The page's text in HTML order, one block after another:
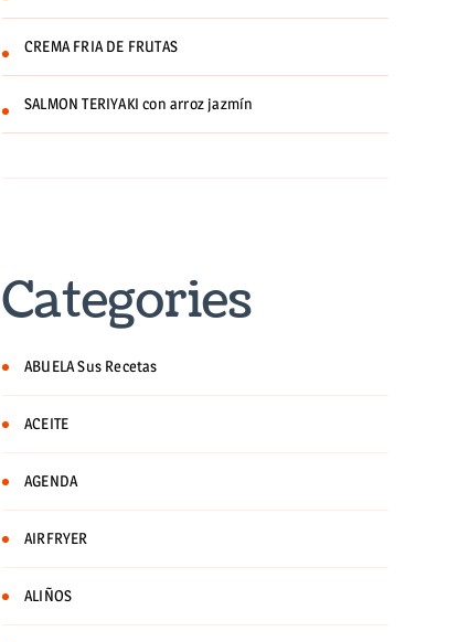
CREMA FRIA DE FRUTAS
SALMON TERIYAKI con arroz jazmín
Categories
ABUELA Sus Recetas
ACEITE
AGENDA
AIRFRYER
ALIÑOS